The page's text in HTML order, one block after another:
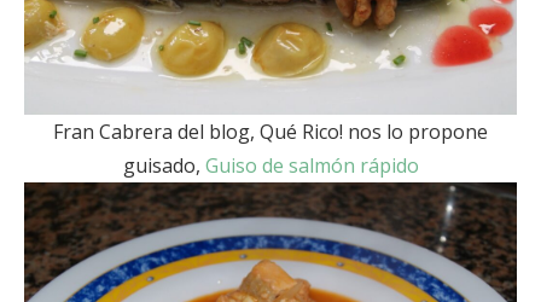
Fran Cabrera del blog, Qué Rico! nos lo propone
guisado, Guiso de salmón rápido